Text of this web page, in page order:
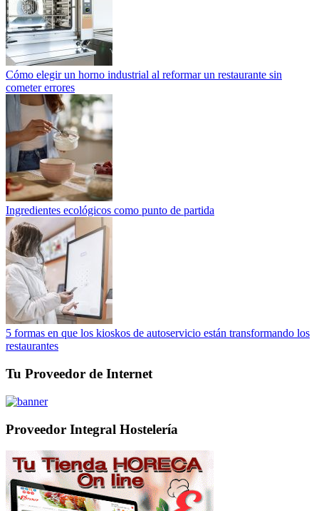
Cómo elegir un horno industrial al reformar un restaurante sin
cometer errores
Ingredientes ecológicos como punto de partida
5 formas en que los kioskos de autoservicio están transformando los
restaurantes
Tu Proveedor de Internet
Proveedor Integral Hostelería